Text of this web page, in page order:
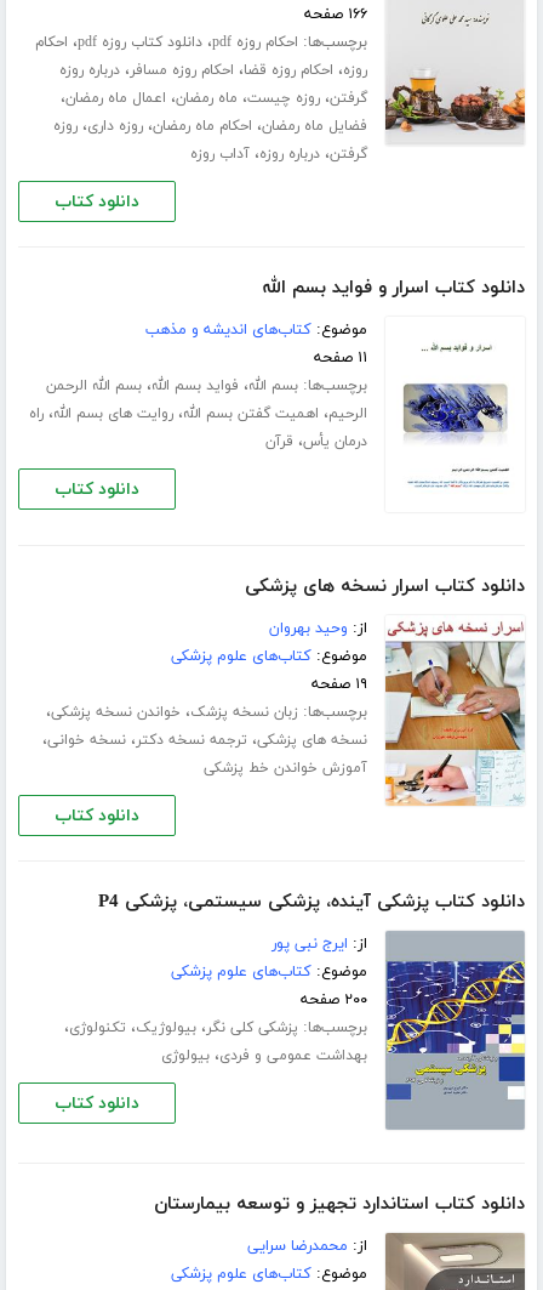
۱۶۶ صفحه
برچسب‌ها: احکام روزه pdf ،دانلود کتاب روزه pdf ، احکام
روزه، احکام روزه قضا، احکام روزه مسافر،درباره روزه
گرفتن،روزه چیست، ماه رمضان، اعمال ماه رمضان،
فضایل ماه رمضان، احکام ماه رمضان،روزه داری،روزه
گرفتن،درباره روزه،آداب روزه
دانلود کتاب
دانلود کتاب اسرار و فواید بسم الله
موضوع:کتاب‌های اندیشه و مذهب
۱۱ صفحه
برچسب‌ها:بسم الله، فواید بسم الله،بسم الله الرحمن
الرحیم، اهمیت گفتن بسم الله،روایت های بسم الله،راه
درمان یأس، قرآن
دانلود کتاب
دانلود کتاب اسرار نسخه های پزشکی
از: وحید بهروان
موضوع:کتاب‌های علوم پزشکی
۱۹ صفحه
برچسب‌ها: زبان نسخه پزشک، خواندن نسخه پزشکی،
نسخه های پزشکی، ترجمه نسخه دکتر،نسخه خوانی،
آموزش خواندن خط پزشکی
دانلود کتاب
دانلود کتاب پزشکی آینده، پزشکی سیستمی، پزشکی P4
از: ایرج نبی پور
موضوع:کتاب‌های علوم پزشکی
۲۰۰ صفحه
برچسب‌ها: پزشکی کلی نگر،بیولوژیک، تکنولوژی،
بهداشت عمومی و فردی،بیولوژی
دانلود کتاب
دانلود کتاب استاندارد تجهیز و توسعه بیمارستان
از: محمدرضا سرایی
موضوع:کتاب‌های علوم پزشکی